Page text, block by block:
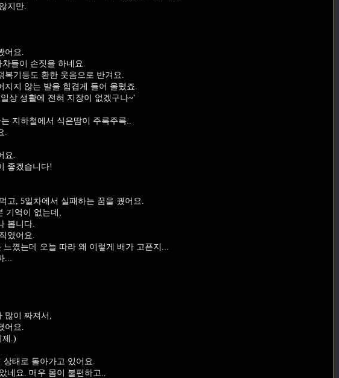
지만.
어요.
들이 손짓을 하네요.
복기등도 환한 웃음으로 반겨요.
지지 않는 발을 힘겹게 들어 올렸죠.
상 생활에 전혀 지장이 없겠구나~'
지하철에서 식은땀이 주륵주륵..
.
요.
좋겠습니다!
고, 5일차에서 실패하는 꿈을 꿨어요.
기억이 없는데,
봅니다.
였어요.
느꼈는데 오늘 따라 왜 이렇게 배가 고픈지...
...
많이 짜져서,
어요.
제.)
상태로 돌아가고 있어요.
네요. 매우 몸이 불편하고..